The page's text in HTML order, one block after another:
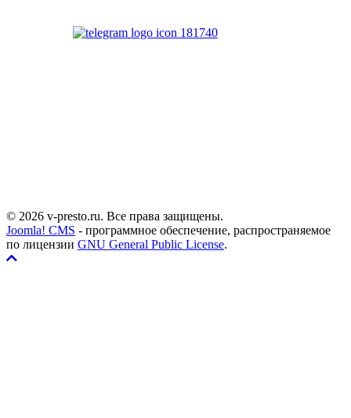
© 2026 v-presto.ru. Все права защищены.
Joomla! CMS - программное обеспечение, распространяемое
по лицензии GNU General Public License.